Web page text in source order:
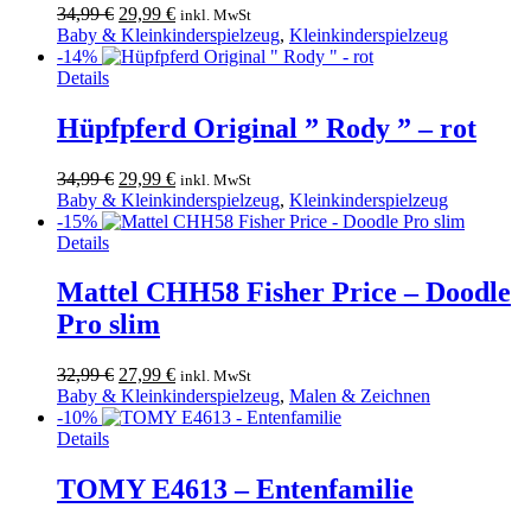
34,99€ Ursprünglicher
Preis
war:
29,99 €Aktueller
Preis
ist:
inkl. MwSt
Baby & Kleinkinderspielzeug, Kleinkinderspielzeug
-14%
Details
Hüpfpferd Original ” Rody ” – rot
34,99€ Ursprünglicher
Preis
war:
29,99 €Aktueller
Preis
ist:
inkl. MwSt
Baby & Kleinkinderspielzeug, Kleinkinderspielzeug
-15%
DetailsDieses
weist
mehrere
Varianten
Die
Optionen
können
auf
Produktseite
gewählt
Mattel CHH58 Fisher Price – Doodle
Pro slim
32,99€ Ursprünglicher
Preis
war:
27,99 €Aktueller
Preis
ist:
inkl. MwSt
Baby & Kleinkinderspielzeug, Malen & Zeichnen
-10%
Details
TOMY E4613 – Entenfamilie